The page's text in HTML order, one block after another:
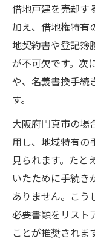
大阪市
大阪周辺で
大阪周
借地戸
事業用
市の土
借地戸建を売却す
加え、借地権特有
地契約書や登記簿
が不可欠です。次
や、名義書換手続
す。
大阪府門真市の場
用し、地域特有の
見られます。たと
いたために手続き
ありません。こう
必要書類をリスト
ことが推奨されま